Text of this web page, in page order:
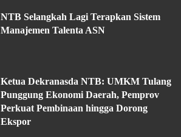
NTB Selangkah Lagi Terapkan Sistem
Manajemen Talenta ASN
Ketua Dekranasda NTB: UMKM Tulang
Punggung Ekonomi Daerah, Pemprov
Perkuat Pembinaan hingga Dorong
Ekspor